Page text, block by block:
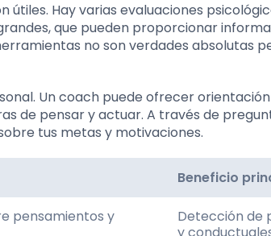
útiles. Hay varias evaluaciones
que pueden proporcionar
no son verdades absolutas
Un coach puede ofrecer
de pensar y actuar. A través de
tus metas y motivaciones.
Beneficio
pensamientos y
Detección de